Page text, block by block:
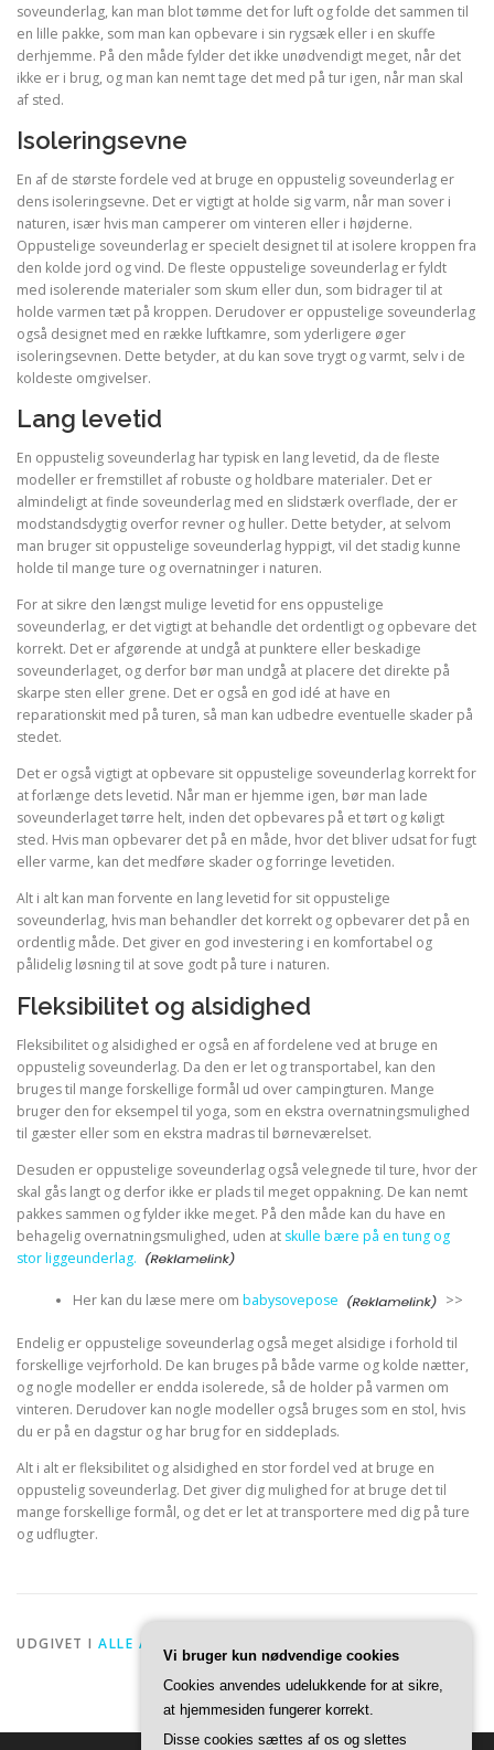
soveunderlag, kan man blot tømme det for luft og folde det sammen til
en lille pakke, som man kan opbevare i sin rygsæk eller i en skuffe
derhjemme. På den måde fylder det ikke unødvendigt meget, når det
ikke er i brug, og man kan nemt tage det med på tur igen, når man skal
af sted.
Isoleringsevne
En af de største fordele ved at bruge en oppustelig soveunderlag er
dens isoleringsevne. Det er vigtigt at holde sig varm, når man sover i
naturen, især hvis man camperer om vinteren eller i højderne.
Oppustelige soveunderlag er specielt designet til at isolere kroppen fra
den kolde jord og vind. De fleste oppustelige soveunderlag er fyldt
med isolerende materialer som skum eller dun, som bidrager til at
holde varmen tæt på kroppen. Derudover er oppustelige soveunderlag
også designet med en række luftkamre, som yderligere øger
isoleringsevnen. Dette betyder, at du kan sove trygt og varmt, selv i de
koldeste omgivelser.
Lang levetid
En oppustelig soveunderlag har typisk en lang levetid, da de fleste
modeller er fremstillet af robuste og holdbare materialer. Det er
almindeligt at finde soveunderlag med en slidstærk overflade, der er
modstandsdygtig overfor revner og huller. Dette betyder, at selvom
man bruger sit oppustelige soveunderlag hyppigt, vil det stadig kunne
holde til mange ture og overnatninger i naturen.
For at sikre den længst mulige levetid for ens oppustelige
soveunderlag, er det vigtigt at behandle det ordentligt og opbevare det
korrekt. Det er afgørende at undgå at punktere eller beskadige
soveunderlaget, og derfor bør man undgå at placere det direkte på
skarpe sten eller grene. Det er også en god idé at have en
reparationskit med på turen, så man kan udbedre eventuelle skader på
stedet.
Det er også vigtigt at opbevare sit oppustelige soveunderlag korrekt for
at forlænge dets levetid. Når man er hjemme igen, bør man lade
soveunderlaget tørre helt, inden det opbevares på et tørt og køligt
sted. Hvis man opbevarer det på en måde, hvor det bliver udsat for fugt
eller varme, kan det medføre skader og forringe levetiden.
Alt i alt kan man forvente en lang levetid for sit oppustelige
soveunderlag, hvis man behandler det korrekt og opbevarer det på en
ordentlig måde. Det giver en god investering i en komfortabel og
pålidelig løsning til at sove godt på ture i naturen.
Fleksibilitet og alsidighed
Fleksibilitet og alsidighed er også en af fordelene ved at bruge en
oppustelig soveunderlag. Da den er let og transportabel, kan den
bruges til mange forskellige formål ud over campingturen. Mange
bruger den for eksempel til yoga, som en ekstra overnatningsmulighed
til gæster eller som en ekstra madras til børneværelset.
Desuden er oppustelige soveunderlag også velegnede til ture, hvor der
skal gås langt og derfor ikke er plads til meget oppakning. De kan nemt
pakkes sammen og fylder ikke meget. På den måde kan du have en
behagelig overnatningsmulighed, uden at skulle bære på en tung og
stor liggeunderlag.
Her kan du læse mere om babysovepose >>
Endelig er oppustelige soveunderlag også meget alsidige i forhold til
forskellige vejrforhold. De kan bruges på både varme og kolde nætter,
og nogle modeller er endda isolerede, så de holder på varmen om
vinteren. Derudover kan nogle modeller også bruges som en stol, hvis
du er på en dagstur og har brug for en siddeplads.
Alt i alt er fleksibilitet og alsidighed en stor fordel ved at bruge en
oppustelig soveunderlag. Det giver dig mulighed for at bruge det til
mange forskellige formål, og det er let at transportere med dig på ture
og udflugter.
UDGIVET I ALLE ARTIKLER
Vi bruger kun nødvendige cookies
Cookies anvendes udelukkende for at sikre,
at hjemmesiden fungerer korrekt.
Disse cookies sættes af os og slettes